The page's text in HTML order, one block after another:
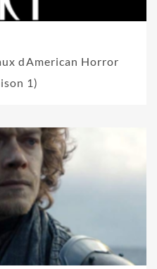
dAmerican Horror
1)